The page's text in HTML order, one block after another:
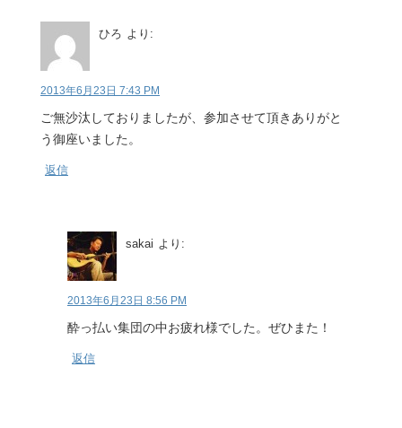
ひろ より:
2013年6月23日 7:43 PM
ご無沙汰しておりましたが、参加させて頂きありがと
う御座いました。
返信
sakai より:
2013年6月23日 8:56 PM
酔っ払い集団の中お疲れ様でした。ぜひまた！
返信